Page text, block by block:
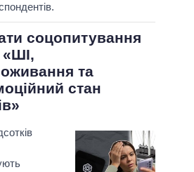
соцопитування
та
стан